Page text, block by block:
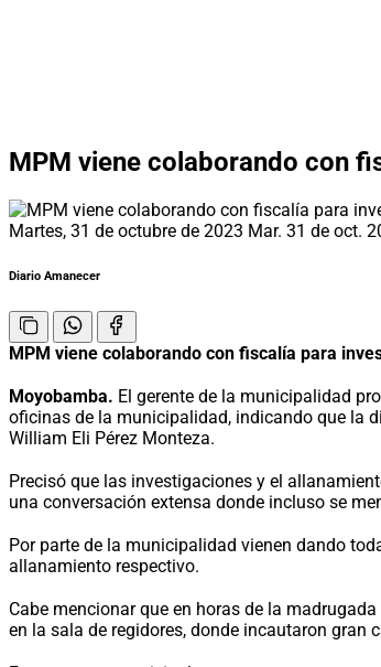
MPM viene colaborando con
Martes, 31 de octubre de 2023 Mar. 31 de oct.
Diario Amanecer
MPM viene colaborando con fiscalía para
Moyobamba. El gerente de la municipalidad
oficinas de la municipalidad, indicando que la
William Eli Pérez Monteza.
Precisó que las investigaciones y el
una conversación extensa donde incluso se
Por parte de la municipalidad vienen dando
allanamiento respectivo.
Cabe mencionar que en horas de la
en la sala de regidores, donde incautaron gran